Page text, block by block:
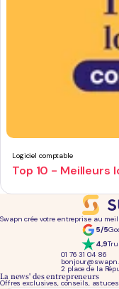
Logiciel comptable
Top 10 - Meilleurs
Swapn crée votre entreprise au
5/5
4,9
01 76 31 04 86
2 place de la
La news' des entrepreneurs
Offres exclusives, conseils,